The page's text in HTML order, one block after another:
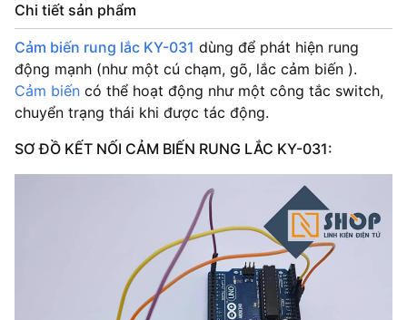
Chi tiết sản phẩm
Cảm biến rung lắc KY-031 dùng để phát hiện rung
động mạnh (như một cú chạm, gõ, lắc cảm biến ).
Cảm biến có thể hoạt động như một công tắc switch,
chuyển trạng thái khi được tác động.
SƠ ĐỒ KẾT NỐI CẢM BIẾN RUNG LẮC KY-031: